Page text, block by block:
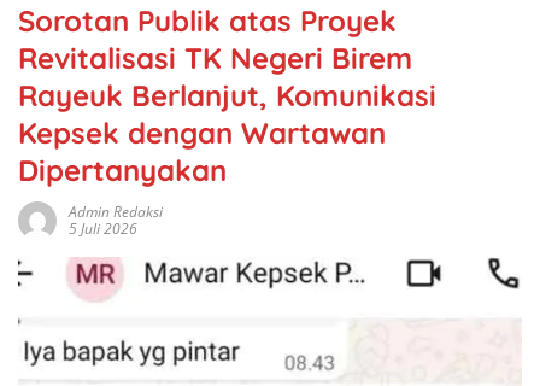
Sorotan Publik atas Proyek
Revitalisasi TK Negeri Birem
Rayeuk Berlanjut, Komunikasi
Kepsek dengan Wartawan
Dipertanyakan
Admin Redaksi
5 Juli 2026